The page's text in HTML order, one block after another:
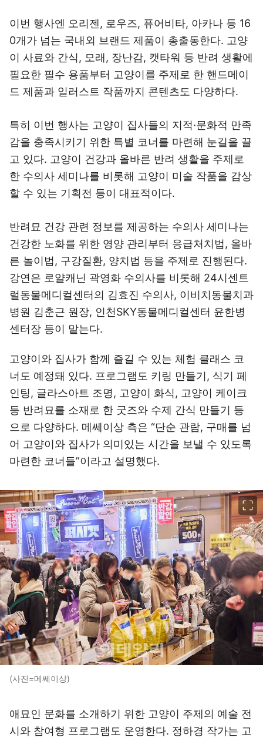
이번 행사엔 오리젠, 로우즈, 퓨어비타, 아카나 등 16
0개가 넘는 국내외 브랜드 제품이 총출동한다. 고양
이 사료와 간식, 모래, 장난감, 캣타워 등 반려 생활에
필요한 필수 용품부터 고양이를 주제로 한 핸드메이
드 제품과 일러스트 작품까지 콘텐츠도 다양하다.
특히 이번 행사는 고양이 집사들의 지적·문화적 만족
감을 충족시키기 위한 특별 코너를 마련해 눈길을 끌
고 있다. 고양이 건강과 올바른 반려 생활을 주제로
한 수의사 세미나를 비롯해 고양이 미술 작품을 감상
할 수 있는 기획전 등이 대표적이다.
반려묘 건강 관련 정보를 제공하는 수의사 세미나는
건강한 노화를 위한 영양 관리부터 응급처치법, 올바
른 놀이법, 구강질환, 양치법 등을 주제로 진행된다.
강연은 로얄캐닌 곽영화 수의사를 비롯해 24시센트
럴동물메디컬센터의 김효진 수의사, 이비치동물치과
병원 김춘근 원장, 인천SKY동물메디컬센터 윤한병
센터장 등이 맡는다.
고양이와 집사가 함께 즐길 수 있는 체험 클래스 코
너도 예정돼 있다. 프로그램도 키링 만들기, 식기 페
인팅, 글라스아트 조명, 고양이 화식, 고양이 케이크
등 반려묘를 소재로 한 굿즈와 수제 간식 만들기 등
으로 다양하다. 메쎄이상 측은 “단순 관람, 구매를 넘
어 고양이와 집사가 의미있는 시간을 보낼 수 있도록
마련한 코너들”이라고 설명했다.
(사진=메쎄이상)
애묘인 문화를 소개하기 위한 고양이 주제의 예술 전
시와 참여형 프로그램도 운영한다. 정하경 작가는 고